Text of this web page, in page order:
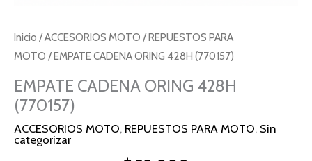
Inicio /ACCESORIOS MOTO /REPUESTOS PARA
MOTO / EMPATE CADENA ORING 428H (770157)
EMPATE CADENA ORING 428H
(770157)
ACCESORIOS MOTO, REPUESTOS PARA MOTO, Sin
categorizar